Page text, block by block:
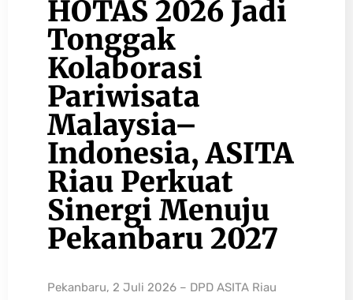
HOTAS 2026 Jadi
Tonggak
Kolaborasi
Pariwisata
Malaysia–
Indonesia, ASITA
Riau Perkuat
Sinergi Menuju
Pekanbaru 2027
Pekanbaru, 2 Juli 2026 – DPD ASITA Riau